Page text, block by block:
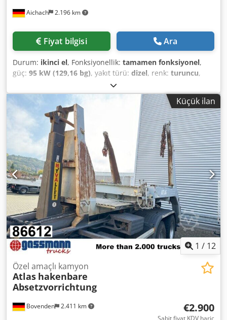
Aichach 2.196 km
Fiyat bilgisi Ara
Durum: ikinci el, Fonksiyonellik: tamamen fonksiyonel,
güç: 95 kW (129,16 bg), yakıt türü: dizel, renk: turuncu,
, lastik boyutu:
Üretim yılı:2014, çalışma saatleri:10.800 h, Donanım:
ayarlanabilir bom, geri görüş kamerası, hızlı değişim
aparatı, klima, merkezi yağlama sistemi, Atlas 150W
lastikli ekskavatör Üretim yılı: 2014 10.800 saat 95 kW Deutz
motor Dcsdpozbb Ecsfx Aklek OQ65 tam hidrolik hızlı
bağlantı Ağırlık: yaklaşık 16.000 kg Tüm hatlar Ayarlanabilir
bom Klima Kamera Merkezi yağlama sistemi Lastikler:
315/70 R22,5 (geniş) İz genişliği: 255 cm
Küçük ilan
1 / 12
Bovenden 2.411 km
Özel amaçlı kamyon
Atlas hakenbare
Absetzvorrichtung
€2.900